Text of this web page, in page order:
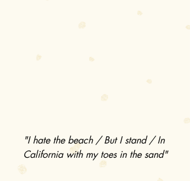
"I hate the beach / But I stand / In
California with my toes in the sand"